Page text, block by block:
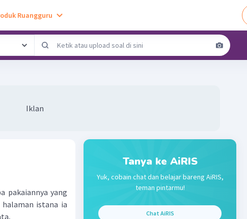
Ruangguru
Iklan
pakaiannya yang
istana ia
Tanya ke AiRIS
Yuk, cobain chat dan belajar bareng AiRIS,
teman pintarmu!
Chat AiRIS